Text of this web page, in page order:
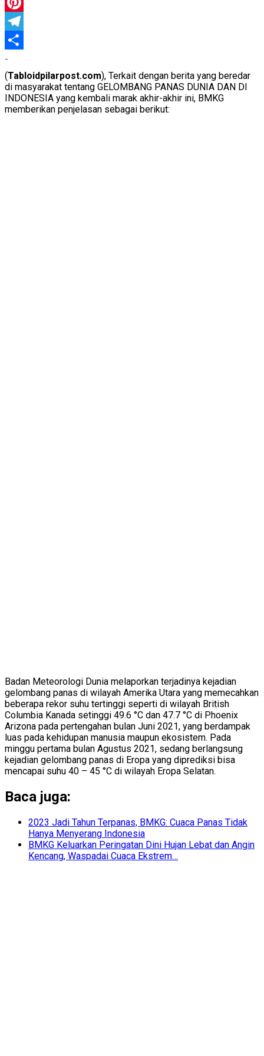
Pinterest
Telegram
Share
(Tabloidpilarpost.com), Terkait dengan berita yang beredar
di masyarakat tentang GELOMBANG PANAS DUNIA DAN DI
INDONESIA yang kembali marak akhir-akhir ini, BMKG
memberikan penjelasan sebagai berikut:
Badan Meteorologi Dunia melaporkan terjadinya kejadian
gelombang panas di wilayah Amerika Utara yang memecahkan
beberapa rekor suhu tertinggi seperti di wilayah British
Columbia Kanada setinggi 49.6 °C dan 47.7 °C di Phoenix
Arizona pada pertengahan bulan Juni 2021, yang berdampak
luas pada kehidupan manusia maupun ekosistem. Pada
minggu pertama bulan Agustus 2021, sedang berlangsung
kejadian gelombang panas di Eropa yang diprediksi bisa
mencapai suhu 40 – 45 °C di wilayah Eropa Selatan.
Baca juga:
2023 Jadi Tahun Terpanas, BMKG: Cuaca Panas Tidak
Hanya Menyerang Indonesia
BMKG Keluarkan Peringatan Dini Hujan Lebat dan Angin
Kencang, Waspadai Cuaca Ekstrem…